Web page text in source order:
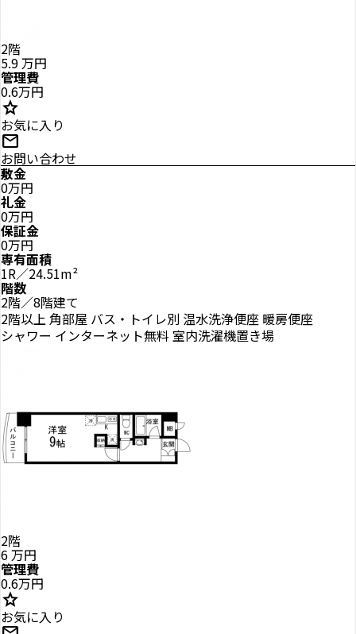
2階
5.9万円
管理費
0.6万円
star
お気に入り
mail
お問い合わせ
敷金
0万円
礼金
0万円
保証金
0万円
専有面積
1R／24.51m²
階数
2階／8階建て
2階以上 角部屋 バス・トイレ別 温水洗浄便座 暖房便座
シャワー インターネット無料 室内洗濯機置き場
2階
6万円
管理費
0.6万円
star
お気に入り